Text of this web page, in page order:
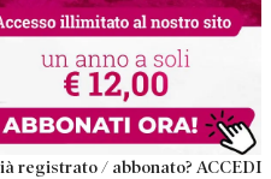
registrato / abbonato? ACCEDI